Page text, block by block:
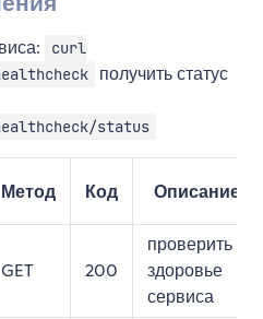
curl
получить статус
status
Метод Код Описание
GET 200
проверить
здоровье
сервиса